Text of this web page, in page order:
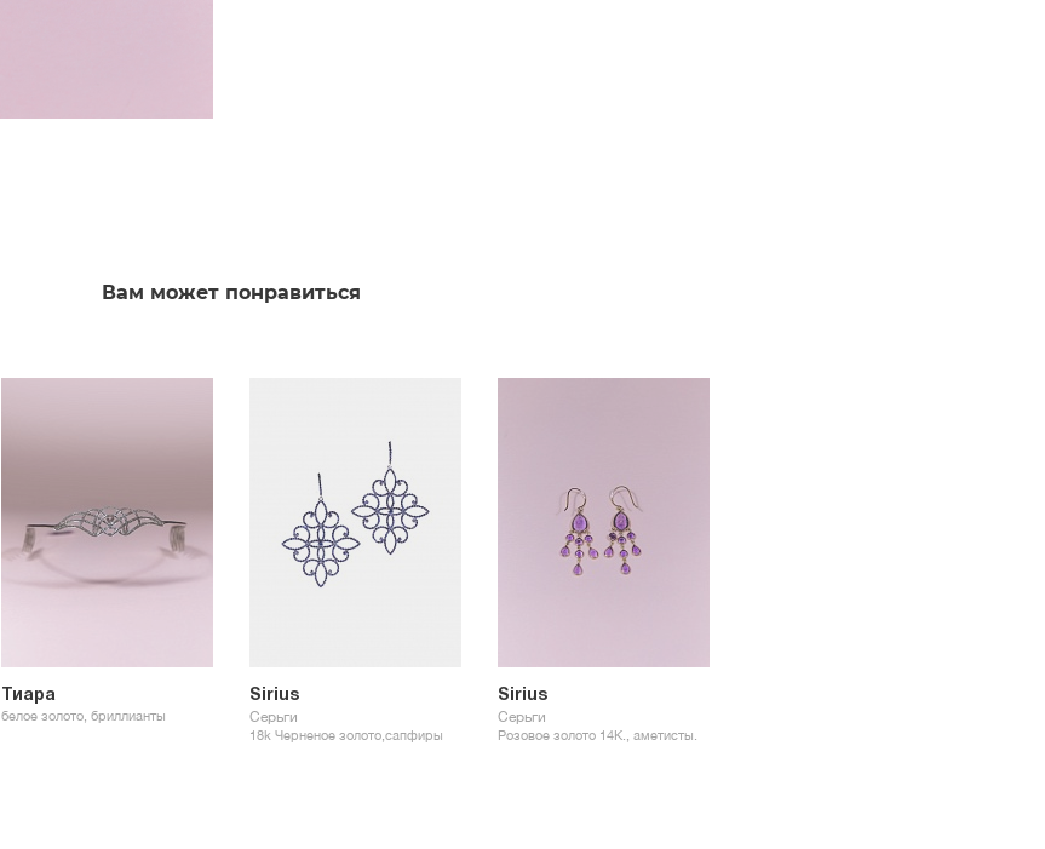
Вам может понравиться
Тиара
белое золото, бриллианты
Sirius
Серьги
18k Черненое золото,сапфиры
Sirius
Серьги
Розовое золото 14К., аметисты.